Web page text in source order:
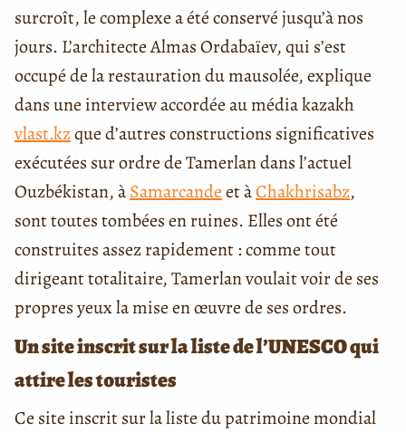
surcroît, le complexe a été conservé jusqu’à nos
jours. L’architecte Almas Ordabaïev, qui s’est
occupé de la restauration du mausolée, explique
dans une interview accordée au média kazakh
vlast.kzque d’autres constructions significatives
exécutées sur ordre de Tamerlan dans l’actuel
Ouzbékistan, àSamarcandeet àChakhrisabz,
sont toutes tombées en ruines. Elles ont été
construites assez rapidement : comme tout
dirigeant totalitaire, Tamerlan voulait voir de ses
propres yeux la mise en œuvre de ses ordres.
Un site inscrit sur la liste de l’UNESCO qui
attire les touristes
Ce site inscrit sur la liste du patrimoine mondial